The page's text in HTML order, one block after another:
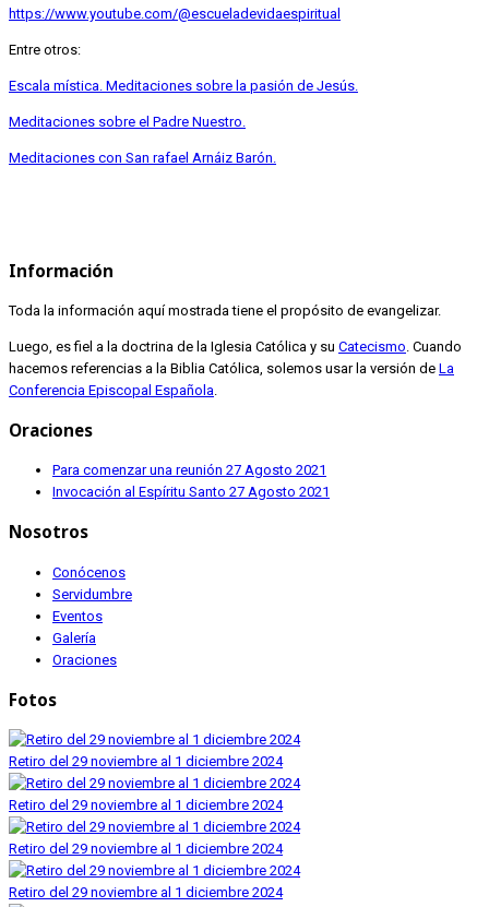
https://www.youtube.com/@escueladevidaespiritual
Entre otros:
Escala mística. Meditaciones sobre la pasión de Jesús.
Meditaciones sobre el Padre Nuestro.
Meditaciones con San rafael Arnáiz Barón.
Información
Toda la información aquí mostrada tiene el propósito de evangelizar.
Luego, es fiel a la doctrina de la Iglesia Católica y su Catecismo . Cuando
hacemos referencias a la Biblia Católica, solemos usar la versión de La
Conferencia Episcopal Española
Oraciones
Para comenzar una reunión 27 Agosto 2021
Invocación al Espíritu Santo 27 Agosto 2021
Nosotros
Conócenos
Servidumbre
Eventos
Galería
Oraciones
Fotos
Retiro del 29 noviembre al 1 diciembre 2024
Retiro del 29 noviembre al 1 diciembre 2024
Retiro del 29 noviembre al 1 diciembre 2024
Retiro del 29 noviembre al 1 diciembre 2024